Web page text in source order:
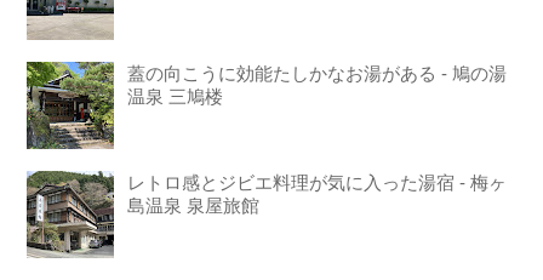
蓋の向こうに効能たしかなお湯がある - 鳩の湯
温泉 三鳩楼
レトロ感とジビエ料理が気に入った湯宿 - 梅ヶ
島温泉 泉屋旅館